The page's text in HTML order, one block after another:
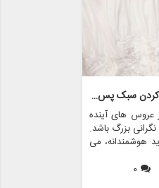
خرید لباس عروس با بودجه: چگونه بدون فدا کردن سبک پس انداز کنیم
عروس های آینده
بزرگ باشد.
هوشمندانه، می
اینکه به سبک
0